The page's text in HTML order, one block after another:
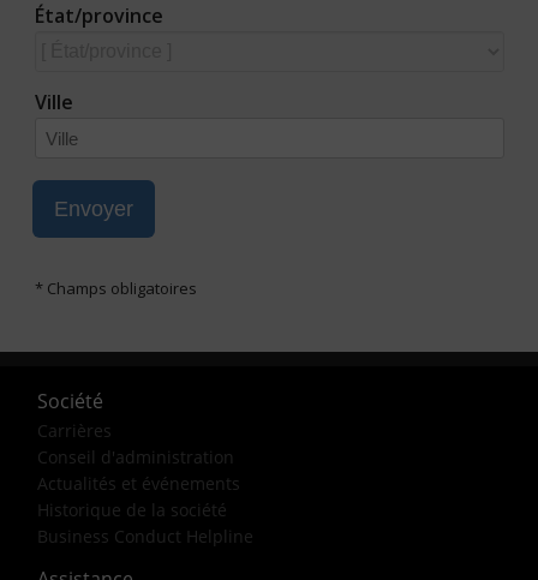
Société
Carrières
Conseil d'administration
Actualités et événements
Historique de la société
Business Conduct Helpline